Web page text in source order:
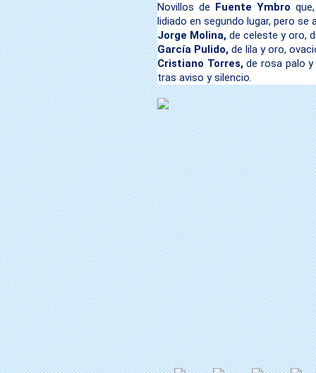
Novillos de Fuente Ymbro
lidiado en segundo lugar, pero se
Jorge Molina, de celeste y oro,
García Pulido, de lila y oro,
Cristiano Torres,de rosa palo y
tras aviso y silencio.